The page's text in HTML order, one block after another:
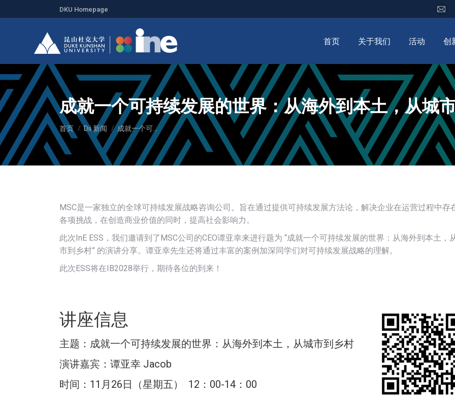
DKU Homepage
首页 关于我们 活动 创
成就一个可持续发展的世界：从海外到本土，从城
您在这里：
首页 Dii 新闻 成就一个可…
MSC是一家独立的全球可持续发展战略咨询公司。旨在通过提供可持续发展方法论，解决企业在运营过程中存
各项挑战，在创造商业价值的同时，提高社会影响力。
此次InE ESS，我们邀请到了MSC公司的CEO谭亚幸来进行题为 “成就一个可持续发展的世界：从海外到本土，
市到乡村” 的演讲分享。谭亚幸先生还将通过丰富的案例加深同学们对可持续发展战略的理解。
此次ESS将在IB2028举行，期待各位的到来！
讲座信息
主题：成就一个可持续发展的世界：从海外到本土，从城市到乡村
演讲嘉宾：谭亚幸 Jacob
时间：11月26日（星期五） 12：00-14：00